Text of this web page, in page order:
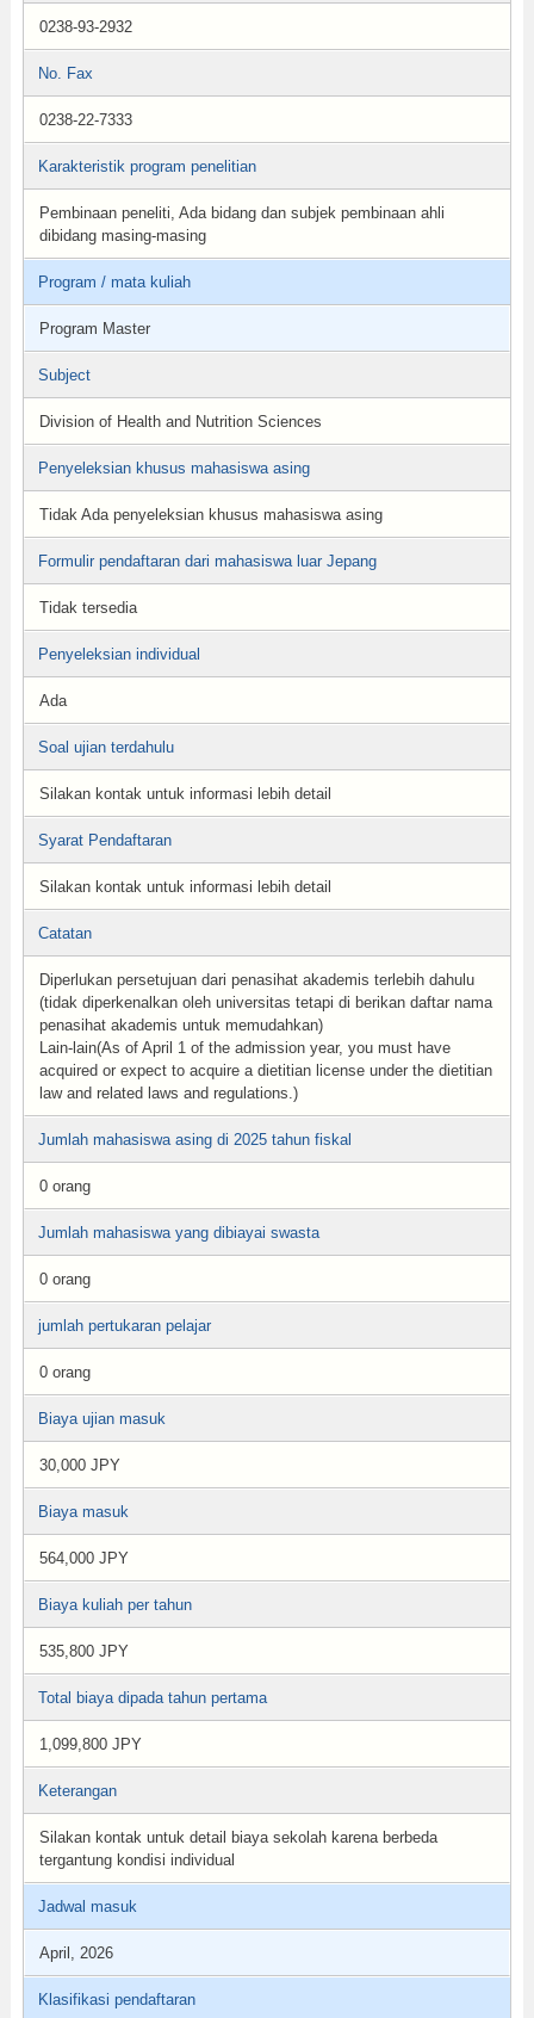
0238-93-2932
No. Fax
0238-22-7333
Karakteristik program penelitian
Pembinaan peneliti, Ada bidang dan subjek pembinaan ahli
dibidang masing-masing
Program / mata kuliah
Program Master
Subject
Division of Health and Nutrition Sciences
Penyeleksian khusus mahasiswa asing
Tidak Ada penyeleksian khusus mahasiswa asing
Formulir pendaftaran dari mahasiswa luar Jepang
Tidak tersedia
Penyeleksian individual
Ada
Soal ujian terdahulu
Silakan kontak untuk informasi lebih detail
Syarat Pendaftaran
Silakan kontak untuk informasi lebih detail
Catatan
Diperlukan persetujuan dari penasihat akademis terlebih dahulu
(tidak diperkenalkan oleh universitas tetapi di berikan daftar nama
penasihat akademis untuk memudahkan)
Lain-lain(As of April 1 of the admission year, you must have
acquired or expect to acquire a dietitian license under the dietitian
law and related laws and regulations.)
Jumlah mahasiswa asing di 2025 tahun fiskal
0 orang
Jumlah mahasiswa yang dibiayai swasta
0 orang
jumlah pertukaran pelajar
0 orang
Biaya ujian masuk
30,000 JPY
Biaya masuk
564,000 JPY
Biaya kuliah per tahun
535,800 JPY
Total biaya dipada tahun pertama
1,099,800 JPY
Keterangan
Silakan kontak untuk detail biaya sekolah karena berbeda
tergantung kondisi individual
Jadwal masuk
April, 2026
Klasifikasi pendaftaran